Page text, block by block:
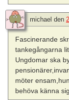
michael den
Fascinerande
tankegångarna
Ungdomar ska
möter
behöva känna